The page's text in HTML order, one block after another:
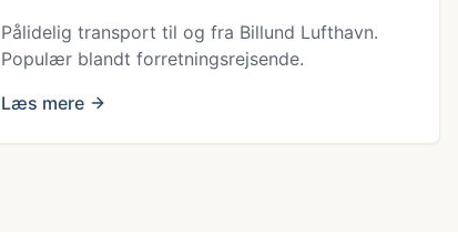
Pålidelig transport til og fra Billund Lufthavn.
Populær blandt forretningsrejsende.
Læs mere